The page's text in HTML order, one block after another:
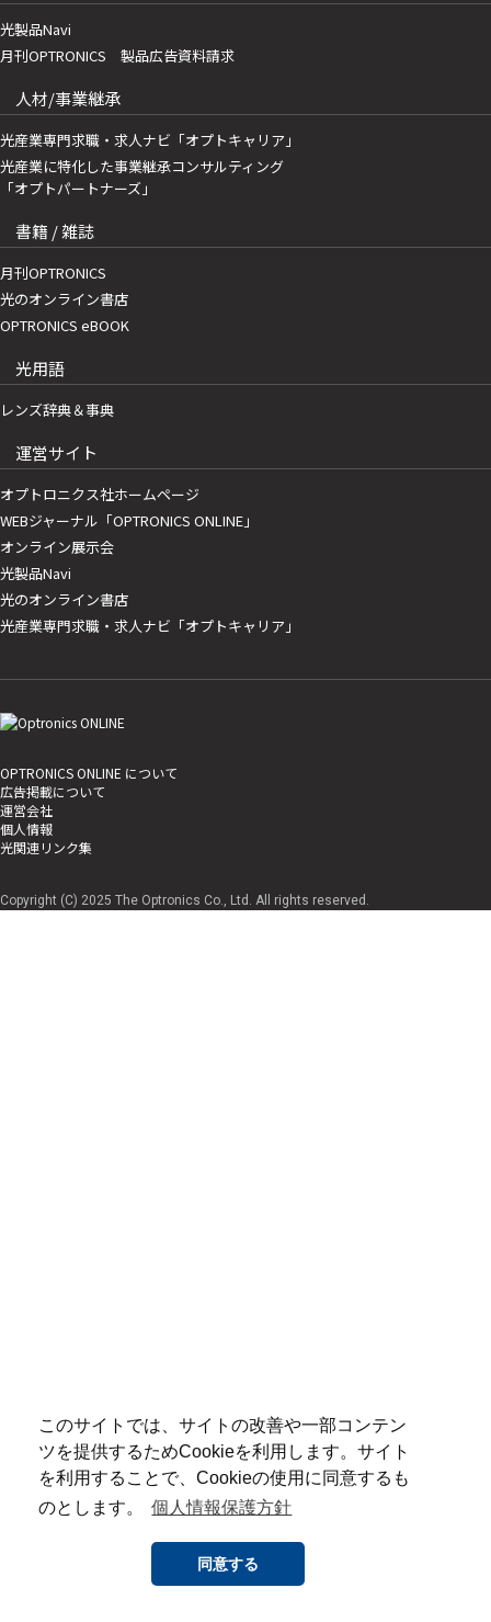
このサイトでは、サイトの改善や一部コンテン
ツを提供するためCookieを利用します。サイト
を利用することで、Cookieの使用に同意するも
のとします。
個人情報保護方針
同意する
光製品Navi
月刊OPTRONICS 製品広告資料請求
人材/事業継承
光産業専門求職・求人ナビ「オプトキャリア」
光産業に特化した事業継承コンサルティング
「オプトパートナーズ」
書籍 / 雑誌
月刊OPTRONICS
光のオンライン書店
OPTRONICS eBOOK
光用語
レンズ辞典＆事典
運営サイト
オプトロニクス社ホームページ
WEBジャーナル「OPTRONICS ONLINE」
オンライン展示会
光製品Navi
光のオンライン書店
光産業専門求職・求人ナビ「オプトキャリア」
OPTRONICS ONLINE について
広告掲載について
運営会社
個人情報
光関連リンク集
Copyright (C) 2025 The Optronics Co., Ltd. All rights reserved.